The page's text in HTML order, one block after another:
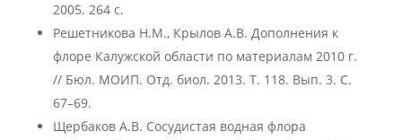
2005. 264 с.
Решетникова Н.М., Крылов А.В. Дополнения к
флоре Калужской области по материалам 2010 г.
// Бюл. МОИП. Отд. биол. 2013. Т. 118. Вып. 3. С.
67–69.
Щербаков А.В. Сосудистая водная флора